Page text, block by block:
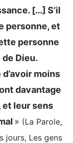
[…] S’il
personne, et
personne
Dieu.
moins
davantage
et leur sens
» (La Parole,
jours, Les gens